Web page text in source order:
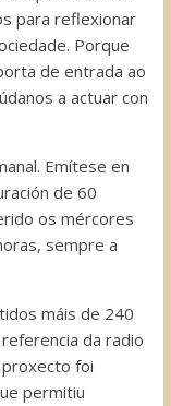
para reflexionar
Porque
de entrada ao
a actuar con
Emítese en
de 60
os mércores
sempre a
máis de 240
da radio
proxecto foi
permitiu